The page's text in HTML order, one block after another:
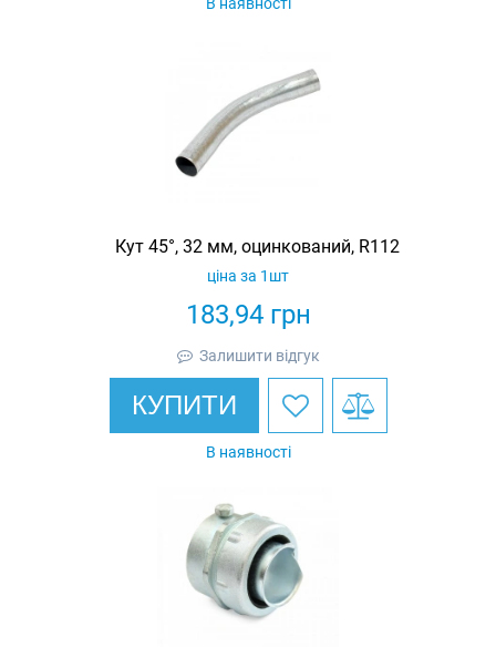
Кут 45°, 32 мм, оцинкований, R112
183,94грн
ціна за 1шт
Залишити відгук
КУПИТИ
В наявності